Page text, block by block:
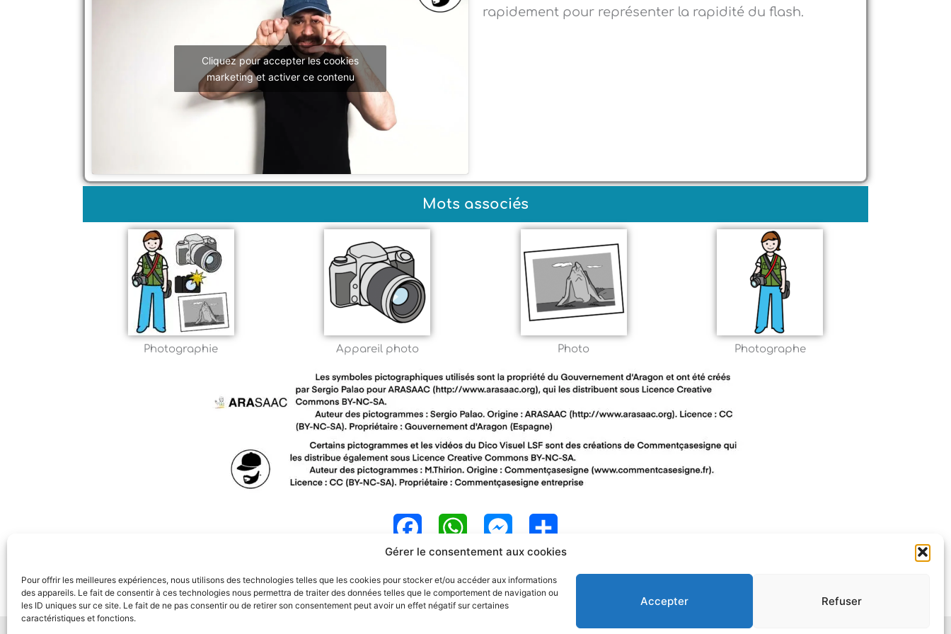
Gérer le consentement aux cookies
Pour offrir les meilleures expériences, nous utilisons des technologies telles que les cookies pour stocker et/ou accéder aux informations
des appareils. Le fait de consentir à ces technologies nous permettra de traiter des données telles que le comportement de navigation ou
les ID uniques sur ce site. Le fait de ne pas consentir ou de retirer son consentement peut avoir un effet négatif sur certaines
caractéristiques et fonctions.
Accepter Refuser
Cliquez pour accepter les cookies
marketing et activer ce contenu
rapidement pour représenter la rapidité du flash.
Mots associés
Photographie Appareil photo Photo Photographe
F
a
c
e
W
h
a
t
M
e
s
s
P
a
r